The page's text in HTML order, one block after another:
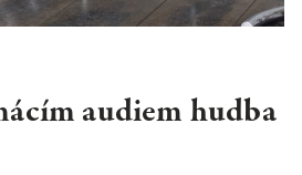
audiem hudba